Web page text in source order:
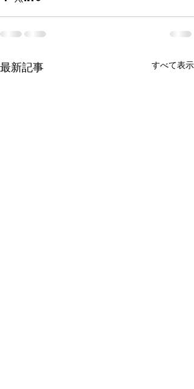
最新記事 すべて表示